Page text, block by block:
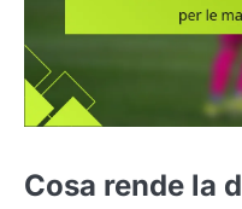
Cosa rende la